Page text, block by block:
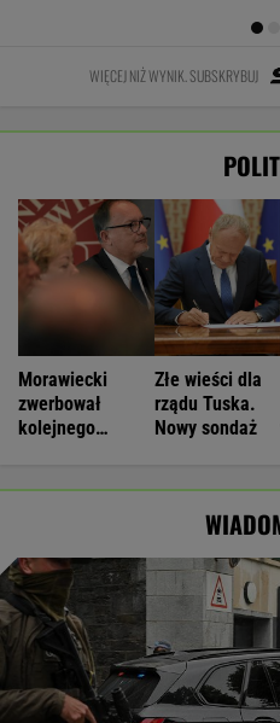
WIĘCEJ NIŻ WYNIK. SUBSKRYBUJ
Morawiecki
zwerbował
kolejnego
Złe wieści dla
rządu Tuska.
Nowy sondaż